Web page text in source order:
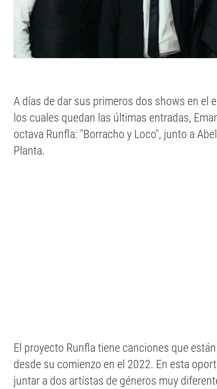
A días de dar sus primeros dos shows en el
los cuales quedan las últimas entradas,
octava Runfla: "Borracho y Loco", junto a
Planta.
El proyecto Runfla tiene canciones que
desde su comienzo en el 2022. En esta
juntar a dos artistas de géneros muy